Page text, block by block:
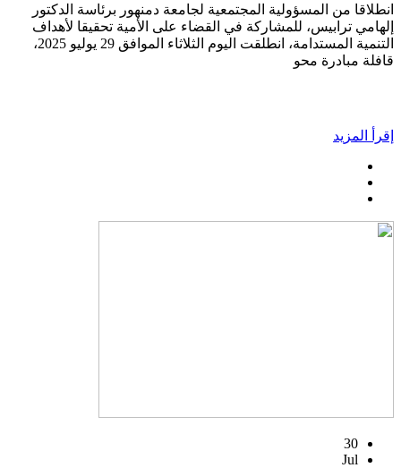
انطلاقا من المسؤولية المجتمعية لجامعة دمنهور برئاسة الدكتور
إلهامي ترابيس، للمشاركة في القضاء على الأمية تحقيقا لأهداف
التنمية المستدامة، انطلقت اليوم الثلاثاء الموافق 29 يوليو 2025،
قافلة مبادرة محو
إقرأ المزيد
30
Jul